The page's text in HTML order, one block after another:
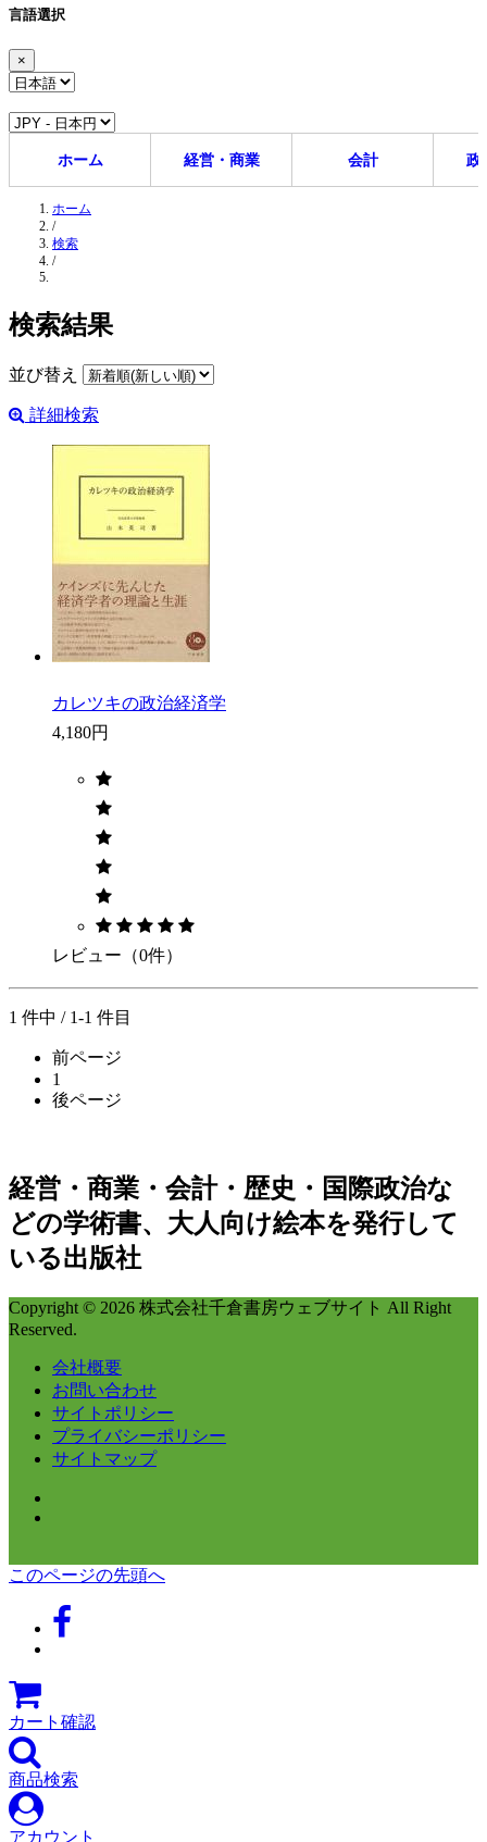
言語選択
×
ホーム 経営・商業 会計 政
ホーム
/
検索
/
検索結果
並び替え
詳細検索
カレツキの政治経済学
4,180円
レビュー（0件）
1 件中 / 1-1 件目
前ページ
1
後ページ
経営・商業・会計・歴史・国際政治な
どの学術書、大人向け絵本を発行して
いる出版社
Copyright © 2026 株式会社千倉書房ウェブサイト All Right
Reserved.
会社概要
お問い合わせ
サイトポリシー
プライバシーポリシー
サイトマップ
このページの先頭へ
カート確認
商品検索
アカウント